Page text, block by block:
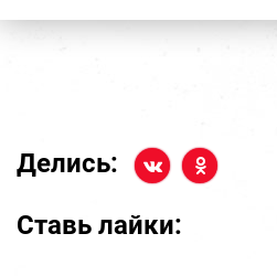
Делись:
Ставь лайки: